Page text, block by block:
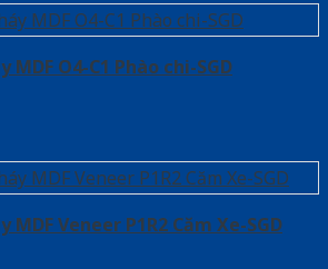
MDF O4-C1 Phào chi-SGD
MDF Veneer P1R2 Căm Xe-SGD